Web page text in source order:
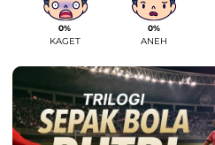
0%
KAGET
0%
ANEH